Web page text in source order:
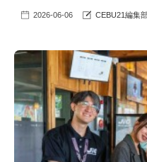
2026-06-06 CEBU21編集